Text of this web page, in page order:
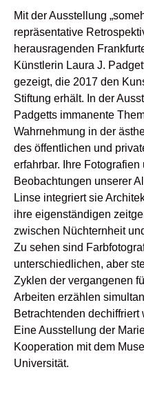
Mit der Ausstellung
repräsentative
herausragenden
Künstlerin Laura J.
gezeigt, die 2017 den
Stiftung erhält. In der
Padgetts immanente
Wahrnehmung in der
des öffentlichen und
erfahrbar. Ihre
Beobachtungen unserer
Linse integriert sie
ihre eigenständigen
zwischen Nüchternheit
Zu sehen sind
unterschiedlichen, aber
Zyklen der vergangenen
Arbeiten erzählen
Betrachtenden dechiffriert
Eine Ausstellung der
Kooperation mit dem
Universität.